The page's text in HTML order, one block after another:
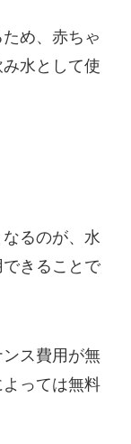
め、赤ちゃ
水として使
るのが、 水
きる ことで
ス費用が無
っては無料